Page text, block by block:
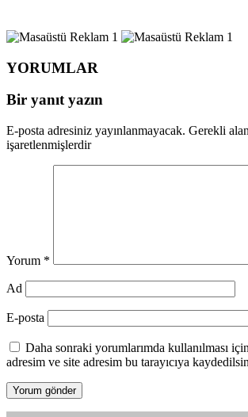
YORUMLAR
Bir yanıt yazın
E-posta adresiniz yayınlanmayacak. Gerekli
işaretlenmişlerdir
Yorum *
Ad
E-posta
Daha sonraki yorumlarımda kullanılması
adresim ve site adresim bu tarayıcıya